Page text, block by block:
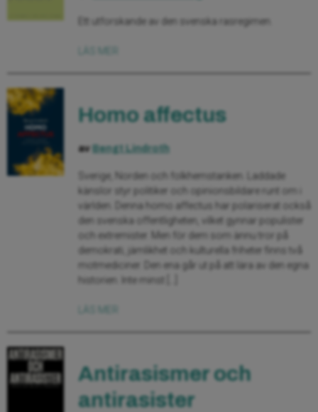
Ett utforskande av den svenska rasregimen.
Homo affectus
av Bengt Lindroth
Sverige, Norden och folkhemstanken. Laddade
känslor styr politiker och opinionsbildare runt om i
världen. Denna homo affectus har polariserat också
den svenska offentligheten, vilket gynnar populister
och extremister. Men för dem som ännu tror på
demokrati, jämlikhet och kulturella friheter finns två
motmediciner. Den ena går ut på att lära av den egna
historien. Inte minst […]
Antirasismer och
antirasister